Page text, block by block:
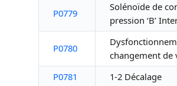
P0779
Solénoïde de
pression ‘B’
P0780
changement de
P0781
1-2 Décalage